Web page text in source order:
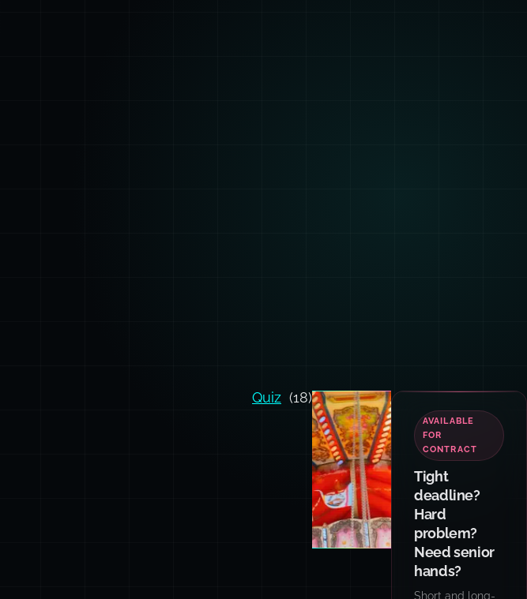
Quiz (18)
AVAILABLE
FOR
CONTRACT
Tight
deadline?
Hard
problem?
Need senior
hands?
Short and long-